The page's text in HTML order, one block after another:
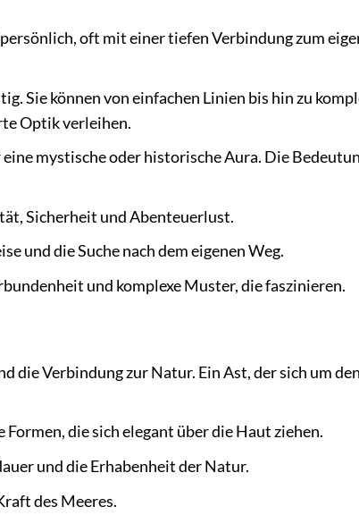
oft mit einer tiefen Verbindung zum
Sie können von einfachen Linien bis hin zu
Optik verleihen.
mystische oder historische Aura. Die
Sicherheit und Abenteuerlust.
und die Suche nach dem eigenen Weg.
und komplexe Muster, die faszinieren.
die Verbindung zur Natur. Ein Ast, der sich um
Formen, die sich elegant über die Haut ziehen.
und die Erhabenheit der Natur.
des Meeres.